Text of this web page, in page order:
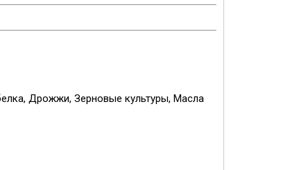
Дрожжи, Зерновые культуры, Масла